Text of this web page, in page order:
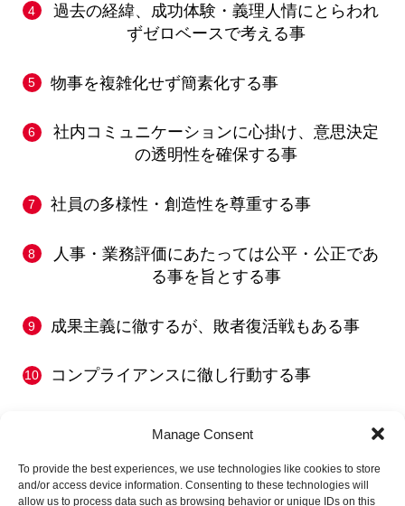
Manage Consent
To provide the best experiences, we use technologies like cookies to store
and/or access device information. Consenting to these technologies will
allow us to process data such as browsing behavior or unique IDs on this
過去の経緯、成功体験・義理人情にとらわれ
ずゼロベースで考える事
物事を複雑化せず簡素化する事
社内コミュニケーションに心掛け、意思決定
の透明性を確保する事
社員の多様性・創造性を尊重する事
人事・業務評価にあたっては公平・公正であ
る事を旨とする事
成果主義に徹するが、敗者復活戦もある事
コンプライアンスに徹し行動する事